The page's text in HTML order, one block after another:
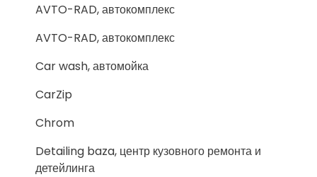
AVTO-RAD, автокомплекс
AVTO-RAD, автокомплекс
Car wash, автомойка
CarZip
Chrom
Detailing baza, центр кузовного ремонта и
детейлинга